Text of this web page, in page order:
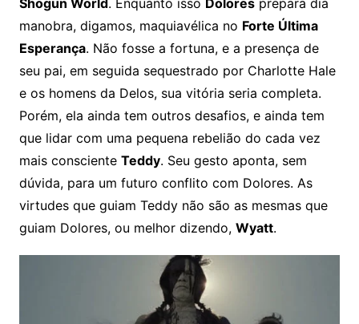
manobra, digamos, maquiavélica no Forte Última
Esperança. Não fosse a fortuna, e a presença de
seu pai, em seguida sequestrado por Charlotte Hale
e os homens da Delos, sua vitória seria completa.
Porém, ela ainda tem outros desafios, e ainda tem
que lidar com uma pequena rebelião do cada vez
mais consciente Teddy. Seu gesto aponta, sem
dúvida, para um futuro conflito com Dolores. As
virtudes que guiam Teddy não são as mesmas que
guiam Dolores, ou melhor dizendo, Wyatt.